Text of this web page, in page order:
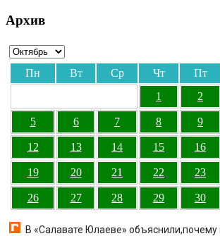
Архив
Пн Вт Ср Чт Пт
1
2
5 6 7 8 9
12 13 14 15 16
19 20 21 22 23
26 27 28 29 30
В «Салавате Юлаеве» объяснили,почему